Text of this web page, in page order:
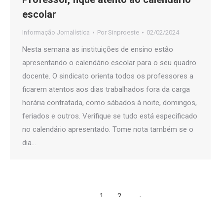
escolar
Informação Jornalística Por Sinproeste 02/02/2024
Nesta semana as instituições de ensino estão
apresentando o calendário escolar para o seu quadro
docente. O sindicato orienta todos os professores a
ficarem atentos aos dias trabalhados fora da carga
horária contratada, como sábados à noite, domingos,
feriados e outros. Verifique se tudo está especificado
no calendário apresentado. Tome nota também se o
dia…